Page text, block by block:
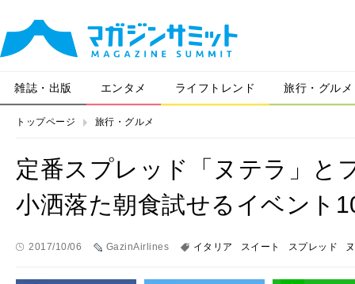
雑誌・出版 エンタメ ライフトレンド 旅行・グルメ
トップページ 旅行・グルメ
定番スプレッド「ヌテラ」
小洒落た朝食試せるイベント
2017/10/06 GazinAirlines イタリア スイート スプレッド